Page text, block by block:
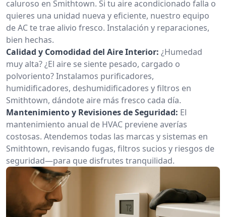
caluroso en Smithtown. Si tu aire acondicionado falla o
quieres una unidad nueva y eficiente, nuestro equipo
de AC te trae alivio fresco. Instalación y reparaciones,
bien hechas.
Calidad y Comodidad del Aire Interior: ¿Humedad
muy alta? ¿El aire se siente pesado, cargado o
polvoriento? Instalamos purificadores,
humidificadores, deshumidificadores y filtros en
Smithtown, dándote aire más fresco cada día.
Mantenimiento y Revisiones de Seguridad: El
mantenimiento anual de HVAC previene averías
costosas. Atendemos todas las marcas y sistemas en
Smithtown, revisando fugas, filtros sucios y riesgos de
seguridad—para que disfrutes tranquilidad.